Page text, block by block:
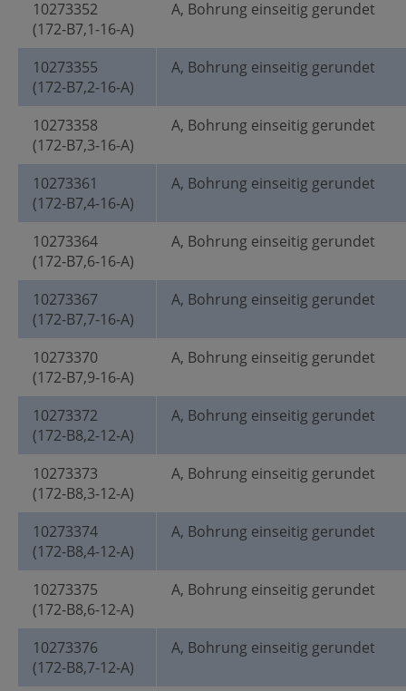
10273352
(172-B7,1-16-A)
A, Bohrung einseitig gerundet
10273355
(172-B7,2-16-A)
A, Bohrung einseitig gerundet
10273358
(172-B7,3-16-A)
A, Bohrung einseitig gerundet
10273361
(172-B7,4-16-A)
A, Bohrung einseitig gerundet
10273364
(172-B7,6-16-A)
A, Bohrung einseitig gerundet
10273367
(172-B7,7-16-A)
A, Bohrung einseitig gerundet
10273370
(172-B7,9-16-A)
A, Bohrung einseitig gerundet
10273372
(172-B8,2-12-A)
A, Bohrung einseitig gerundet
10273373
(172-B8,3-12-A)
A, Bohrung einseitig gerundet
10273374
(172-B8,4-12-A)
A, Bohrung einseitig gerundet
10273375
(172-B8,6-12-A)
A, Bohrung einseitig gerundet
10273376
(172-B8,7-12-A)
A, Bohrung einseitig gerundet